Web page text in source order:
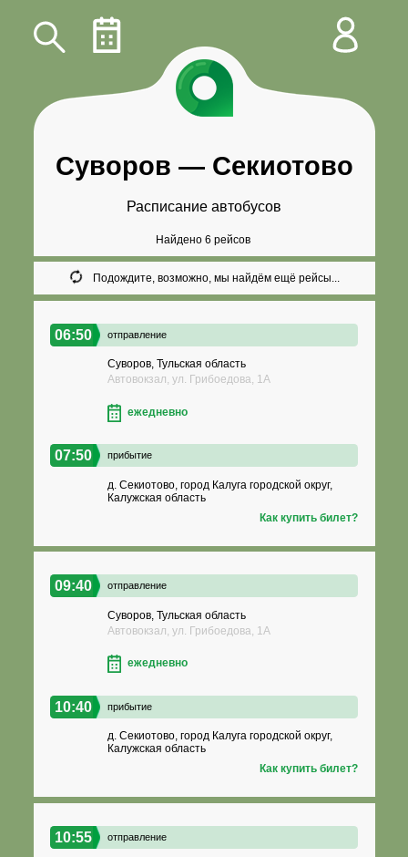
Суворов — Секиотово
Расписание автобусов
Найдено 6 рейсов
Подождите, возможно, мы найдём ещё рейсы...
06:50 отправление
Суворов, Тульская область
Автовокзал, ул. Грибоедова, 1А
ежедневно
07:50 прибытие
д. Секиотово, город Калуга городской округ,
Калужская область
Как купить билет?
09:40 отправление
Суворов, Тульская область
Автовокзал, ул. Грибоедова, 1А
ежедневно
10:40 прибытие
д. Секиотово, город Калуга городской округ,
Калужская область
Как купить билет?
10:55 отправление